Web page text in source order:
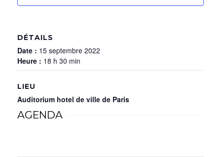
DÉTAILS
Date : 15 septembre 2022
Heure : 18 h 30 min
LIEU
Auditorium hotel de ville de Paris
AGENDA